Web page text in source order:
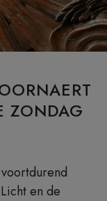
ZONDAG
en de